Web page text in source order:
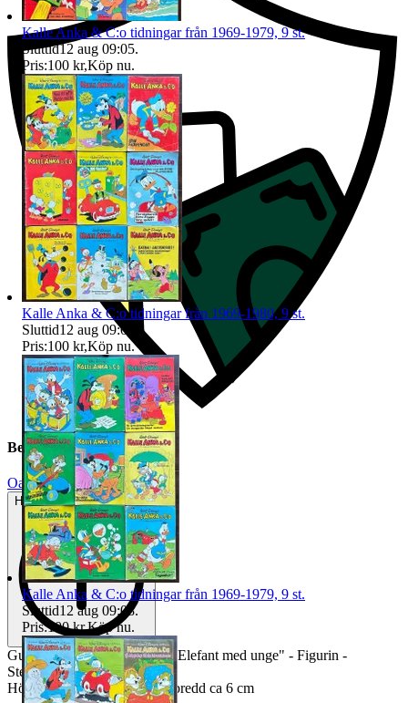
Beskrivning
Oanvänt
Helt ny och aldrig använd
Gustavsberg - Lisa Larson - "Elefant med unge" - Figurin -
Stengods - Nyskick
Höjd ca 17 cm, längd ca 20, bredd ca 6 cm
Kalle Anka & C:o tidningar från 1969-1979, 9 st.
Sluttid12 aug 09:05.
Pris:100 kr,Köp nu.
Kalle Anka & C:o tidningar från 1969-1980, 9 st.
Sluttid12 aug 09:07
Pris:100 kr,Köp nu.
Kalle Anka & C:o tidningar från 1969-1979, 9 st.
Sluttid12 aug 09:08.
Pris:100 kr,Köp nu.